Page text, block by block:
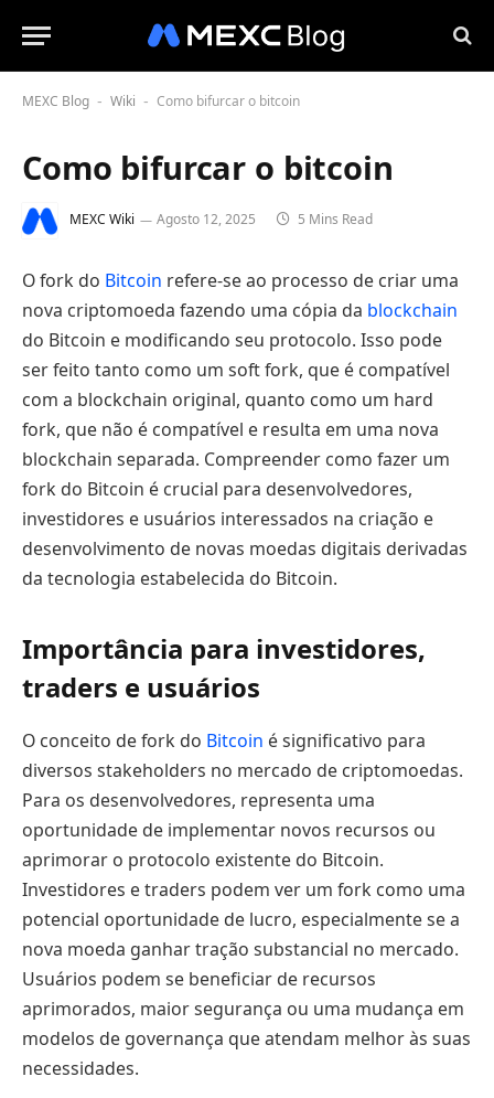
MEXC Blog - Wiki - Como bifurcar o bitcoin
Como bifurcar o bitcoin
MEXC Wiki Agosto 12, 2025 5 Mins Read
O fork do Bitcoin refere-se ao processo de criar uma
nova criptomoeda fazendo uma cópia da blockchain
do Bitcoin e modificando seu protocolo. Isso pode
ser feito tanto como um soft fork, que é compatível
com a blockchain original, quanto como um hard
fork, que não é compatível e resulta em uma nova
blockchain separada. Compreender como fazer um
fork do Bitcoin é crucial para desenvolvedores,
investidores e usuários interessados na criação e
desenvolvimento de novas moedas digitais derivadas
da tecnologia estabelecida do Bitcoin.
Importância para investidores,
traders e usuários
O conceito de fork do Bitcoin é significativo para
diversos stakeholders no mercado de criptomoedas.
Para os desenvolvedores, representa uma
oportunidade de implementar novos recursos ou
aprimorar o protocolo existente do Bitcoin.
Investidores e traders podem ver um fork como uma
potencial oportunidade de lucro, especialmente se a
nova moeda ganhar tração substancial no mercado.
Usuários podem se beneficiar de recursos
aprimorados, maior segurança ou uma mudança em
modelos de governança que atendam melhor às suas
necessidades.